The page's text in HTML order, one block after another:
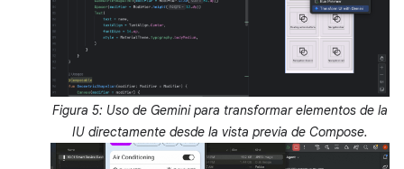
Figura 5: Uso de Gemini para transformar elementos de la
IU directamente desde la vista previa de Compose.